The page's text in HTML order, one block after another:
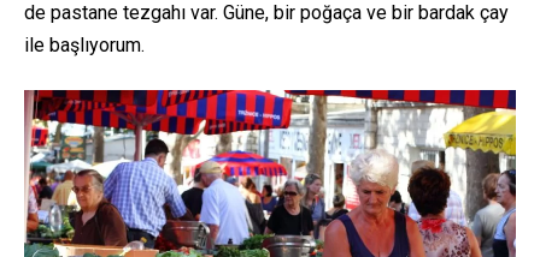
de pastane tezgahı var. Güne, bir poğaça ve bir bardak çay
ile başlıyorum.